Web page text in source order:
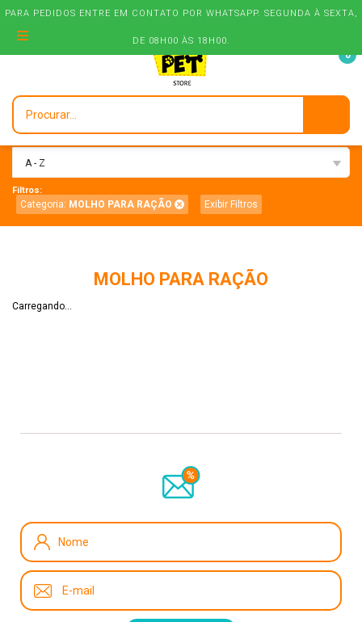
PARA PEDIDOS ENTRE EM CONTATO POR WHATSAPP. SEGUNDA À SEXTA,
DE 08H00 ÀS 18H00.
0
A - Z
Filtros:
Categoria: MOLHO PARA RAÇÃO Exibir Filtros
MOLHO PARA RAÇÃO
Carregando...